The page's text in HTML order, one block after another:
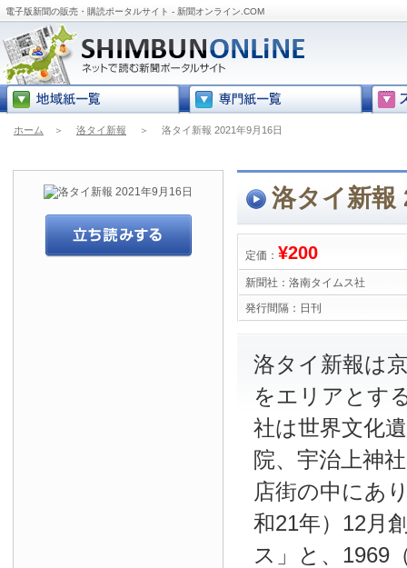
電子版新聞の販売・購読ポータルサイト - 新聞オンライン.COM
ホーム ＞ 洛タイ新報 ＞ 洛タイ新報 2021年9月16日
洛タイ新報
定価： ¥200
新聞社： 洛南タイムス社
発行間隔： 日刊
洛タイ新報は
をエリアとす
社は世界文化
院、宇治上神
店街の中にあ
和21年）12月
ス」と、1969